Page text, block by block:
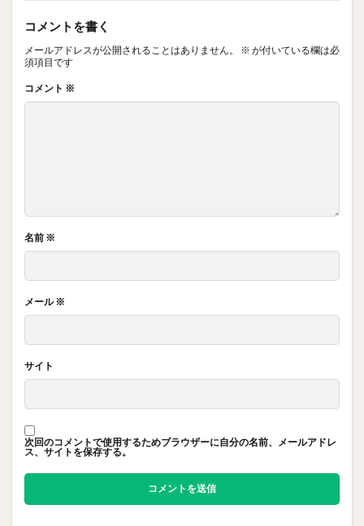
コメントを書く
メールアドレスが公開されることはありません。 ※ が付いている欄は必
須項目です
コメント ※
名前 ※
メール※
サイト
次回のコメントで使用するためブラウザーに自分の名前、メールアドレ
ス、サイトを保存する。